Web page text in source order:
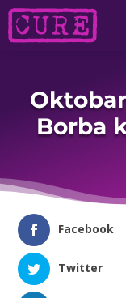
Borba
Facebook
Twitter